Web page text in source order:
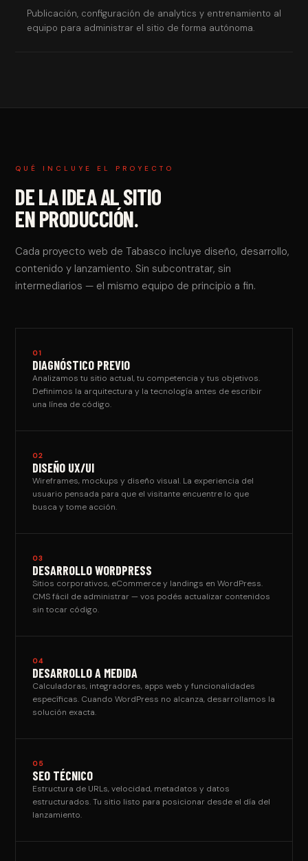
Publicación, configuración de analytics y entrenamiento al
equipo para administrar el sitio de forma autónoma.
QUÉ INCLUYE EL PROYECTO
DE LA IDEA AL SITIO
EN PRODUCCIÓN.
Cada proyecto web de Tabasco incluye diseño, desarrollo,
contenido y lanzamiento. Sin subcontratar, sin
intermediarios — el mismo equipo de principio a fin.
01
DIAGNÓSTICO PREVIO
Analizamos tu sitio actual, tu competencia y tus objetivos.
Definimos la arquitectura y la tecnología antes de escribir
una línea de código.
02
DISEÑO UX/UI
Wireframes, mockups y diseño visual. La experiencia del
usuario pensada para que el visitante encuentre lo que
busca y tome acción.
03
DESARROLLO WORDPRESS
Sitios corporativos, eCommerce y landings en WordPress.
CMS fácil de administrar — vos podés actualizar contenidos
sin tocar código.
04
DESARROLLO A MEDIDA
Calculadoras, integradores, apps web y funcionalidades
específicas. Cuando WordPress no alcanza, desarrollamos la
solución exacta.
05
SEO TÉCNICO
Estructura de URLs, velocidad, metadatos y datos
estructurados. Tu sitio listo para posicionar desde el día del
lanzamiento.